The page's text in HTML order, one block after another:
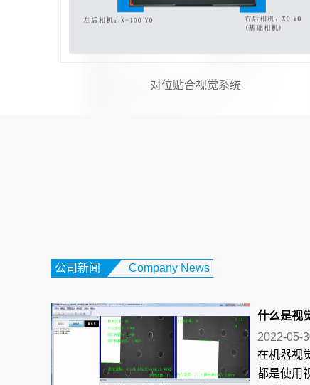
机器视觉与运动控制
公司新闻 Company News
什么是视
2022-05-
在机器视
都是使用